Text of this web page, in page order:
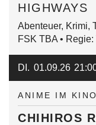
HIGHWAYS
Abenteuer, Krimi,
FSK TBA • Regie:
ANIME IM KINO
CHIHIROS
DI. 01.09.26